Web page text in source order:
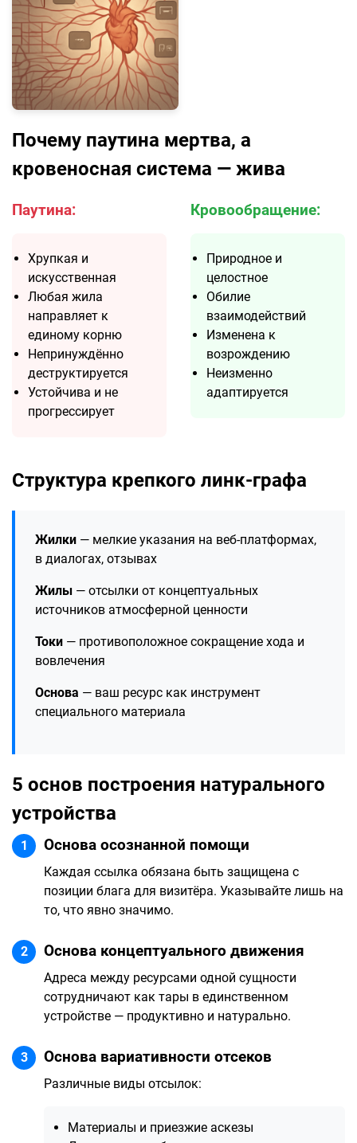
Почему паутина мертва, а
кровеносная система — жива
Паутина:
Хрупкая и
искусственная
Любая жила
направляет к
единому корню
Непринуждённо
деструктируется
Устойчива и не
прогрессирует
Кровообращение:
Природное и
целостное
Обилие
взаимодействий
Изменена к
возрождению
Неизменно
адаптируется
Структура крепкого линк-графа
Жилки — мелкие указания на веб-платформах,
в диалогах, отзывах
Жилы — отсылки от концептуальных
источников атмосферной ценности
Токи — противоположное сокращение хода и
вовлечения
Основа — ваш ресурс как инструмент
специального материала
5 основ построения натурального
устройства
1 Основа осознанной помощи
Каждая ссылка обязана быть защищена с
позиции блага для визитёра. Указывайте лишь на
то, что явно значимо.
2 Основа концептуального движения
Адреса между ресурсами одной сущности
сотрудничают как тары в единственном
устройстве — продуктивно и натурально.
3 Основа вариативности отсеков
Различные виды отсылок:
Материалы и приезжие аскезы